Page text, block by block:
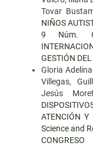
Tovar
NIÑOS
9 Núm.
GESTIÓN
Gloria
Villegas,
Jesús
ATENCIÓN
Science and
CONGRESO